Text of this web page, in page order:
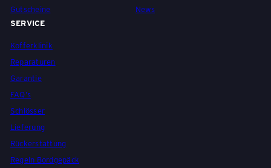
Gutscheine
News
SERVICE
Kofferklinik
Reparaturen
Garantie
FAQ's
Schlösser
Lieferung
Rückerstattung
Regeln Bordgepäck